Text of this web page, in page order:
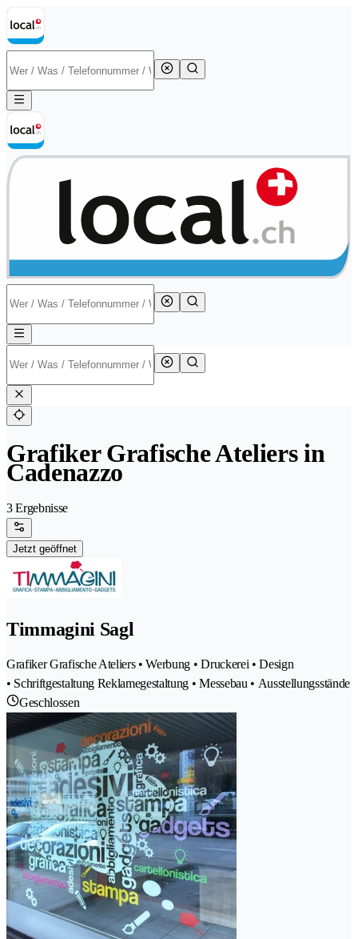
Grafiker Grafische Ateliers in
Cadenazzo
3 Ergebnisse
Jetzt geöffnet
Timmagini Sagl
Grafiker Grafische Ateliers • Werbung • Druckerei • Design
• Schriftgestaltung Reklamegestaltung • Messebau • Ausstellungsstände
Geschlossen